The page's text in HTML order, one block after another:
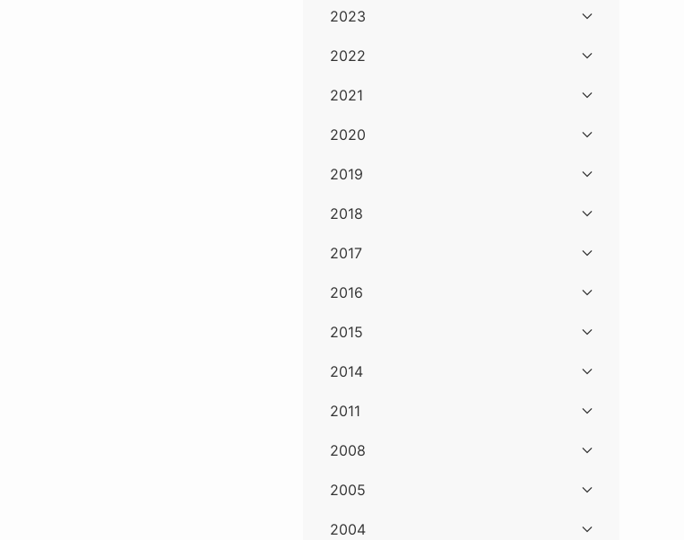
2023
2022
2021
2020
2019
2018
2017
2016
2015
2014
2011
2008
2005
2004